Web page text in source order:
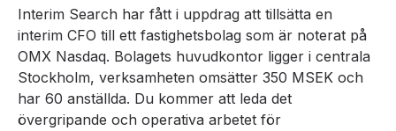
Interim Search har fått i uppdrag att tillsätta en
interim CFO till ett fastighetsbolag som är noterat på
OMX Nasdaq. Bolagets huvudkontor ligger i centrala
Stockholm, verksamheten omsätter 350 MSEK och
har 60 anställda. Du kommer att leda det
övergripande och operativa arbetet för